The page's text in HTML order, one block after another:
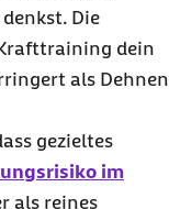
Die
dein
als Dehnen
gezieltes
im
als reines